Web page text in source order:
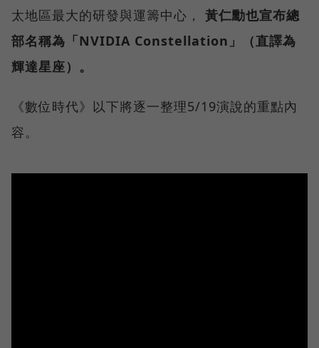
太地區最大的研發與運籌中心， 黃仁勳也宣布總
部名稱為「NVIDIA Constellation」（直譯為
輝達星座）。
《數位時代》以下將逐一整理5/19演說的重點內
容。